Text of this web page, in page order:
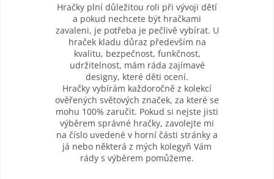
Hračky plní důležitou roli při vývoji dětí
a pokud nechcete být hračkami
zavaleni, je potřeba je pečlivě vybírat. U
hraček kladu důraz především na
kvalitu, bezpečnost, funkčnost,
udržitelnost, mám ráda zajímavé
designy, které děti ocení.
Hračky vybírám každoročně z kolekcí
ověřených světových značek, za které se
mohu 100% zaručit. Pokud si nejste jisti
výběrem správné hračky, zavolejte mi
na číslo uvedené v horní části stránky a
já nebo některá z mých kolegyň Vám
rády s výběrem pomůžeme.